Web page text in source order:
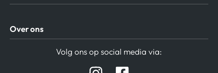
Privacy beleid
Verzending / Retour
Over ons
Hifi winkel Raamsdonksveer
Volg ons op social media via: